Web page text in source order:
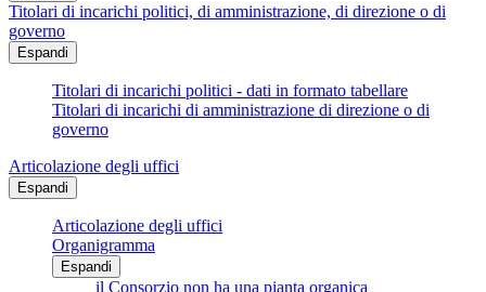
Titolari di incarichi politici, di amministrazione, di direzione o di
governo
Espandi
Titolari di incarichi politici - dati in formato tabellare
Titolari di incarichi di amministrazione di direzione o di
governo
Articolazione degli uffici
Espandi
Articolazione degli uffici
Organigramma
Espandi
il Consorzio non ha una pianta organica